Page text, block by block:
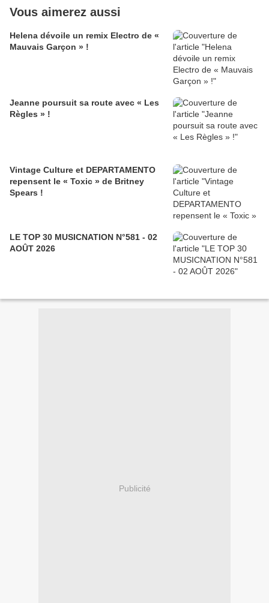
Vous aimerez aussi
Helena dévoile un remix Electro de «
Mauvais Garçon » !
Jeanne poursuit sa route avec « Les
Règles » !
Vintage Culture et DEPARTAMENTO
repensent le « Toxic » de Britney
Spears !
LE TOP 30 MUSICNATION N°581 - 02
AOÛT 2026
Publicité